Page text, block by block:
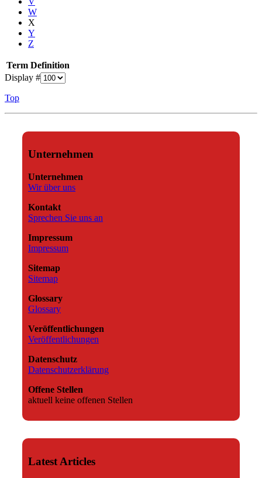
W
X
Y
Z
Term Definition
Display #
Top
Unternehmen
Unternehmen
Wir über uns
Kontakt
Sprechen Sie uns an
Impressum
Impressum
Sitemap
Sitemap
Glossary
Glossary
Veröffentlichungen
Veröffentlichungen
Datenschutz
Datenschutzerklärung
Offene Stellen
aktuell keine offenen Stellen
Latest Articles